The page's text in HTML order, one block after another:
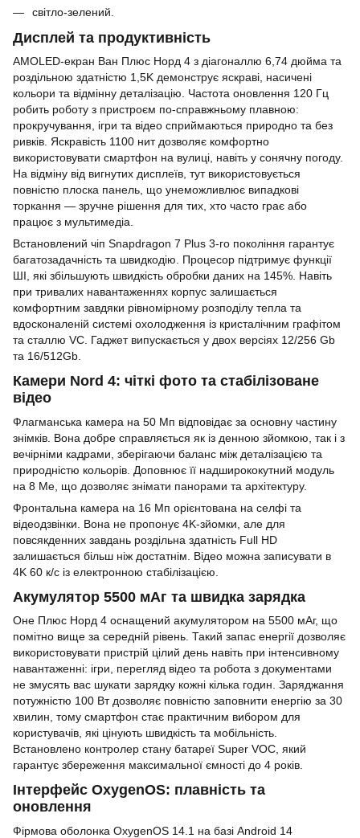
світло-зелений.
Дисплей та продуктивність
AMOLED-екран Ван Плюс Норд 4 з діагоналлю 6,74 дюйма та
роздільною здатністю 1,5K демонструє яскраві, насичені
кольори та відмінну деталізацію. Частота оновлення 120 Гц
робить роботу з пристроєм по-справжньому плавною:
прокручування, ігри та відео сприймаються природно та без
ривків. Яскравість 1100 нит дозволяє комфортно
використовувати смартфон на вулиці, навіть у сонячну погоду.
На відміну від вигнутих дисплеїв, тут використовується
повністю плоска панель, що унеможливлює випадкові
торкання — зручне рішення для тих, хто часто грає або
працює з мультимедіа.
Встановлений чіп Snapdragon 7 Plus 3-го покоління гарантує
багатозадачність та швидкодію. Процесор підтримує функції
ШІ, які збільшують швидкість обробки даних на 145%. Навіть
при тривалих навантаженнях корпус залишається
комфортним завдяки рівномірному розподілу тепла та
вдосконаленій системі охолодження із кристалічним графітом
та сталлю VC. Гаджет випускається у двох версіях 12/256 Gb
та 16/512Gb.
Камери Nord 4: чіткі фото та стабілізоване
відео
Флагманська камера на 50 Мп відповідає за основну частину
знімків. Вона добре справляється як із денною зйомкою, так і з
вечірніми кадрами, зберігаючи баланс між деталізацією та
природністю кольорів. Доповнює її надширококутний модуль
на 8 Ме, що дозволяє знімати панорами та архітектуру.
Фронтальна камера на 16 Мп орієнтована на селфі та
відеодзвінки. Вона не пропонує 4K-зйомки, але для
повсякденних завдань роздільна здатність Full HD
залишається більш ніж достатнім. Відео можна записувати в
4K 60 к/с із електронною стабілізацією.
Акумулятор 5500 мАг та швидка зарядка
Оне Плюс Норд 4 оснащений акумулятором на 5500 мАг, що
помітно вище за середній рівень. Такий запас енергії дозволяє
використовувати пристрій цілий день навіть при інтенсивному
навантаженні: ігри, перегляд відео та робота з документами
не змусять вас шукати зарядку кожні кілька годин. Заряджання
потужністю 100 Вт дозволяє повністю заповнити енергію за 30
хвилин, тому смартфон стає практичним вибором для
користувачів, які цінують швидкість та мобільність.
Встановлено контролер стану батареї Super VOC, який
гарантує збереження максимальної ємності до 4 років.
Інтерфейс OxygenOS: плавність та
оновлення
Фірмова оболонка OxygenOS 14.1 на базі Android 14